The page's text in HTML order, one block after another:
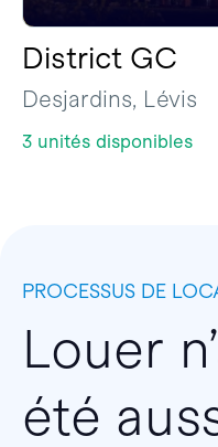
District GC
Desjardins, Lévis
3 unités disponibles
PROCESSUS DE
Louer
été